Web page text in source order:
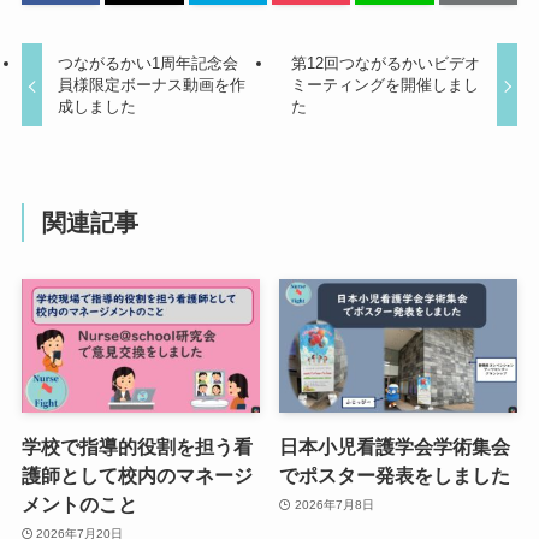
つながるかい1周年記念会
員様限定ボーナス動画を作
成しました
第12回つながるかいビデオ
ミーティングを開催しまし
た
関連記事
学校で指導的役割を担う看
護師として校内のマネージ
メントのこと
2026年7月20日
日本小児看護学会学術集会
でポスター発表をしました
2026年7月8日